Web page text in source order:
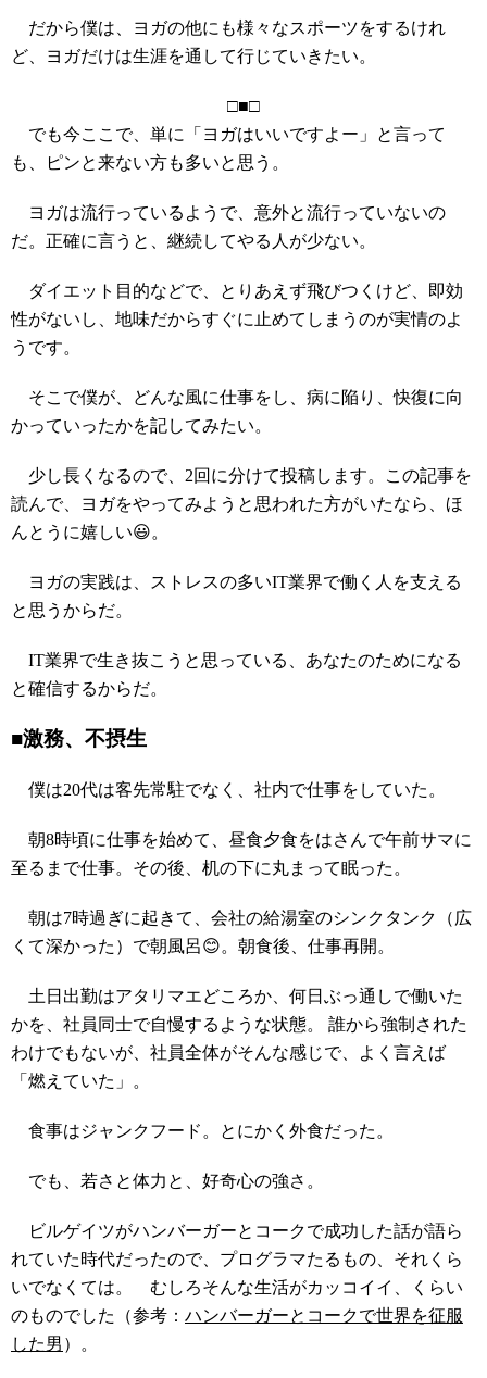
だから僕は、ヨガの他にも様々なスポーツをするけれ
ど、ヨガだけは生涯を通して行じていきたい。
□■□
でも今ここで、単に「ヨガはいいですよー」と言って
も、ピンと来ない方も多いと思う。
ヨガは流行っているようで、意外と流行っていないの
だ。正確に言うと、継続してやる人が少ない。
ダイエット目的などで、とりあえず飛びつくけど、即効
性がないし、地味だからすぐに止めてしまうのが実情のよ
うです。
そこで僕が、どんな風に仕事をし、病に陥り、快復に向
かっていったかを記してみたい。
少し長くなるので、2回に分けて投稿します。この記事を
読んで、ヨガをやってみようと思われた方がいたなら、ほ
んとうに嬉しい😃。
ヨガの実践は、ストレスの多いIT業界で働く人を支える
と思うからだ。
IT業界で生き抜こうと思っている、あなたのためになる
と確信するからだ。
■激務、不摂生
僕は20代は客先常駐でなく、社内で仕事をしていた。
朝8時頃に仕事を始めて、昼食夕食をはさんで午前サマに
至るまで仕事。その後、机の下に丸まって眠った。
朝は7時過ぎに起きて、会社の給湯室のシンクタンク（広
くて深かった）で朝風呂😊。朝食後、仕事再開。
土日出勤はアタリマエどころか、何日ぶっ通しで働いた
かを、社員同士で自慢するような状態。 誰から強制された
わけでもないが、社員全体がそんな感じで、よく言えば
「燃えていた」。
食事はジャンクフード。とにかく外食だった。
でも、若さと体力と、好奇心の強さ。
ビルゲイツがハンバーガーとコークで成功した話が語ら
れていた時代だったので、プログラマたるもの、それくら
いでなくては。 むしろそんな生活がカッコイイ、くらい
のものでした（参考： ハンバーガーとコークで世界を征服
した男 ）。